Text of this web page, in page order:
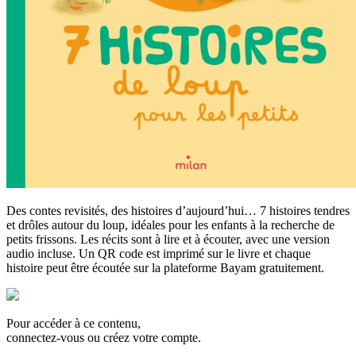
Des contes revisités, des histoires d’aujourd’hui… 7 histoires tendres
et drôles autour du loup, idéales pour les enfants à la recherche de
petits frissons. Les récits sont à lire et à écouter, avec une version
audio incluse. Un QR code est imprimé sur le livre et chaque
histoire peut être écoutée sur la plateforme Bayam gratuitement.
Pour accéder à ce contenu,
connectez-vous ou créez votre compte.